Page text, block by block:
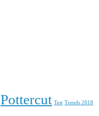
Pottercut Test Trends 2018